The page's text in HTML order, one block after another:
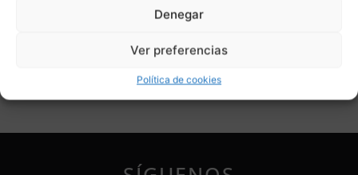
Denegar
Ver preferencias
Política de cookies